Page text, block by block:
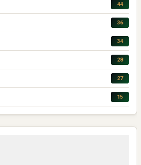
44
36
34
28
27
15